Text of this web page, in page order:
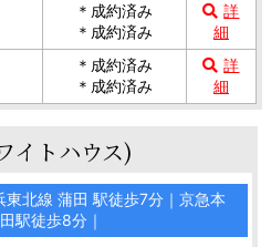
＊成約済み
＊成約済み
詳
細
＊成約済み
＊成約済み
詳
細
イトハウス)
東北線 蒲田 駅徒歩7分｜京急本
駅徒歩8分｜